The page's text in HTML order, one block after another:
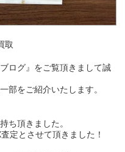
取
ログ』をご覧頂きまして誠
部をご紹介いたします。
ち頂きました。
定とさせて頂きました！